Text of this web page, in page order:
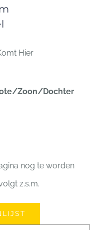
Hier
Zoon/Dochter
nog te worden
z.s.m.